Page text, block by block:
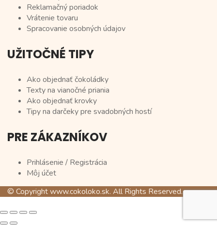
Reklamačný poriadok
Vrátenie tovaru
Spracovanie osobných údajov
UŽITOČNÉ TIPY
Ako objednať čokoládky
Texty na vianočné priania
Ako objednať krovky
Tipy na darčeky pre svadobných hostí
PRE ZÁKAZNÍKOV
Prihlásenie / Registrácia
Môj účet
© Copyright www.cokoloko.sk. All Rights Reserved.